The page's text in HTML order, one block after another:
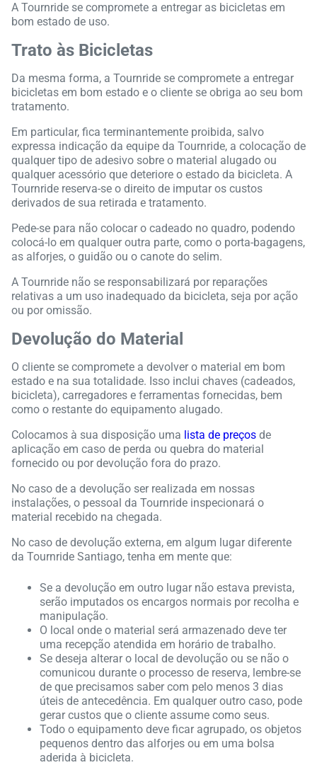
A Tournride se compromete a entregar as bicicletas em
bom estado de uso.
Trato às Bicicletas
Da mesma forma, a Tournride se compromete a entregar
bicicletas em bom estado e o cliente se obriga ao seu bom
tratamento.
Em particular, fica terminantemente proibida, salvo
expressa indicação da equipe da Tournride, a colocação de
qualquer tipo de adesivo sobre o material alugado ou
qualquer acessório que deteriore o estado da bicicleta. A
Tournride reserva-se o direito de imputar os custos
derivados de sua retirada e tratamento.
Pede-se para não colocar o cadeado no quadro, podendo
colocá-lo em qualquer outra parte, como o porta-bagagens,
as alforjes, o guidão ou o canote do selim.
A Tournride não se responsabilizará por reparações
relativas a um uso inadequado da bicicleta, seja por ação
ou por omissão.
Devolução do Material
O cliente se compromete a devolver o material em bom
estado e na sua totalidade. Isso inclui chaves (cadeados,
bicicleta), carregadores e ferramentas fornecidas, bem
como o restante do equipamento alugado.
Colocamos à sua disposição uma lista de preços de
aplicação em caso de perda ou quebra do material
fornecido ou por devolução fora do prazo.
No caso de a devolução ser realizada em nossas
instalações, o pessoal da Tournride inspecionará o
material recebido na chegada.
No caso de devolução externa, em algum lugar diferente
da Tournride Santiago, tenha em mente que:
Se a devolução em outro lugar não estava prevista,
serão imputados os encargos normais por recolha e
manipulação.
O local onde o material será armazenado deve ter
uma recepção atendida em horário de trabalho.
Se deseja alterar o local de devolução ou se não o
comunicou durante o processo de reserva, lembre-se
de que precisamos saber com pelo menos 3 dias
úteis de antecedência. Em qualquer outro caso, pode
gerar custos que o cliente assume como seus.
Todo o equipamento deve ficar agrupado, os objetos
pequenos dentro das alforjes ou em uma bolsa
aderida à bicicleta.